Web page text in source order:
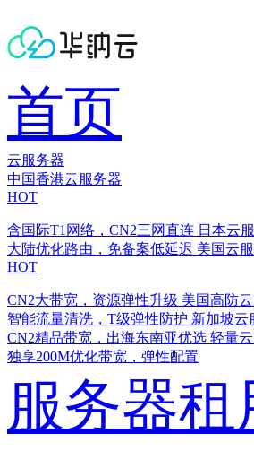
首页
云服务器
中国香港云服务器
HOT
含国际T1网络，CN2三网直连 日本云
大陆优化路由，免备案低延迟 美国云
HOT
CN2大带宽，资源弹性升级 美国高防
智能流量清洗，T级弹性防护 新加坡云
CN2精品带宽，出海东南亚优选 轻量
独享200M优化带宽，弹性配置
服务器租